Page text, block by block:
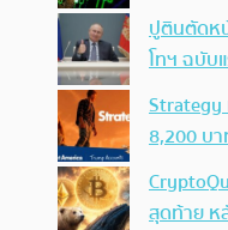
ปูตินตัดห
โทฯ ฉบับ
Strategy
8,200 บ
สุดท้าย ห